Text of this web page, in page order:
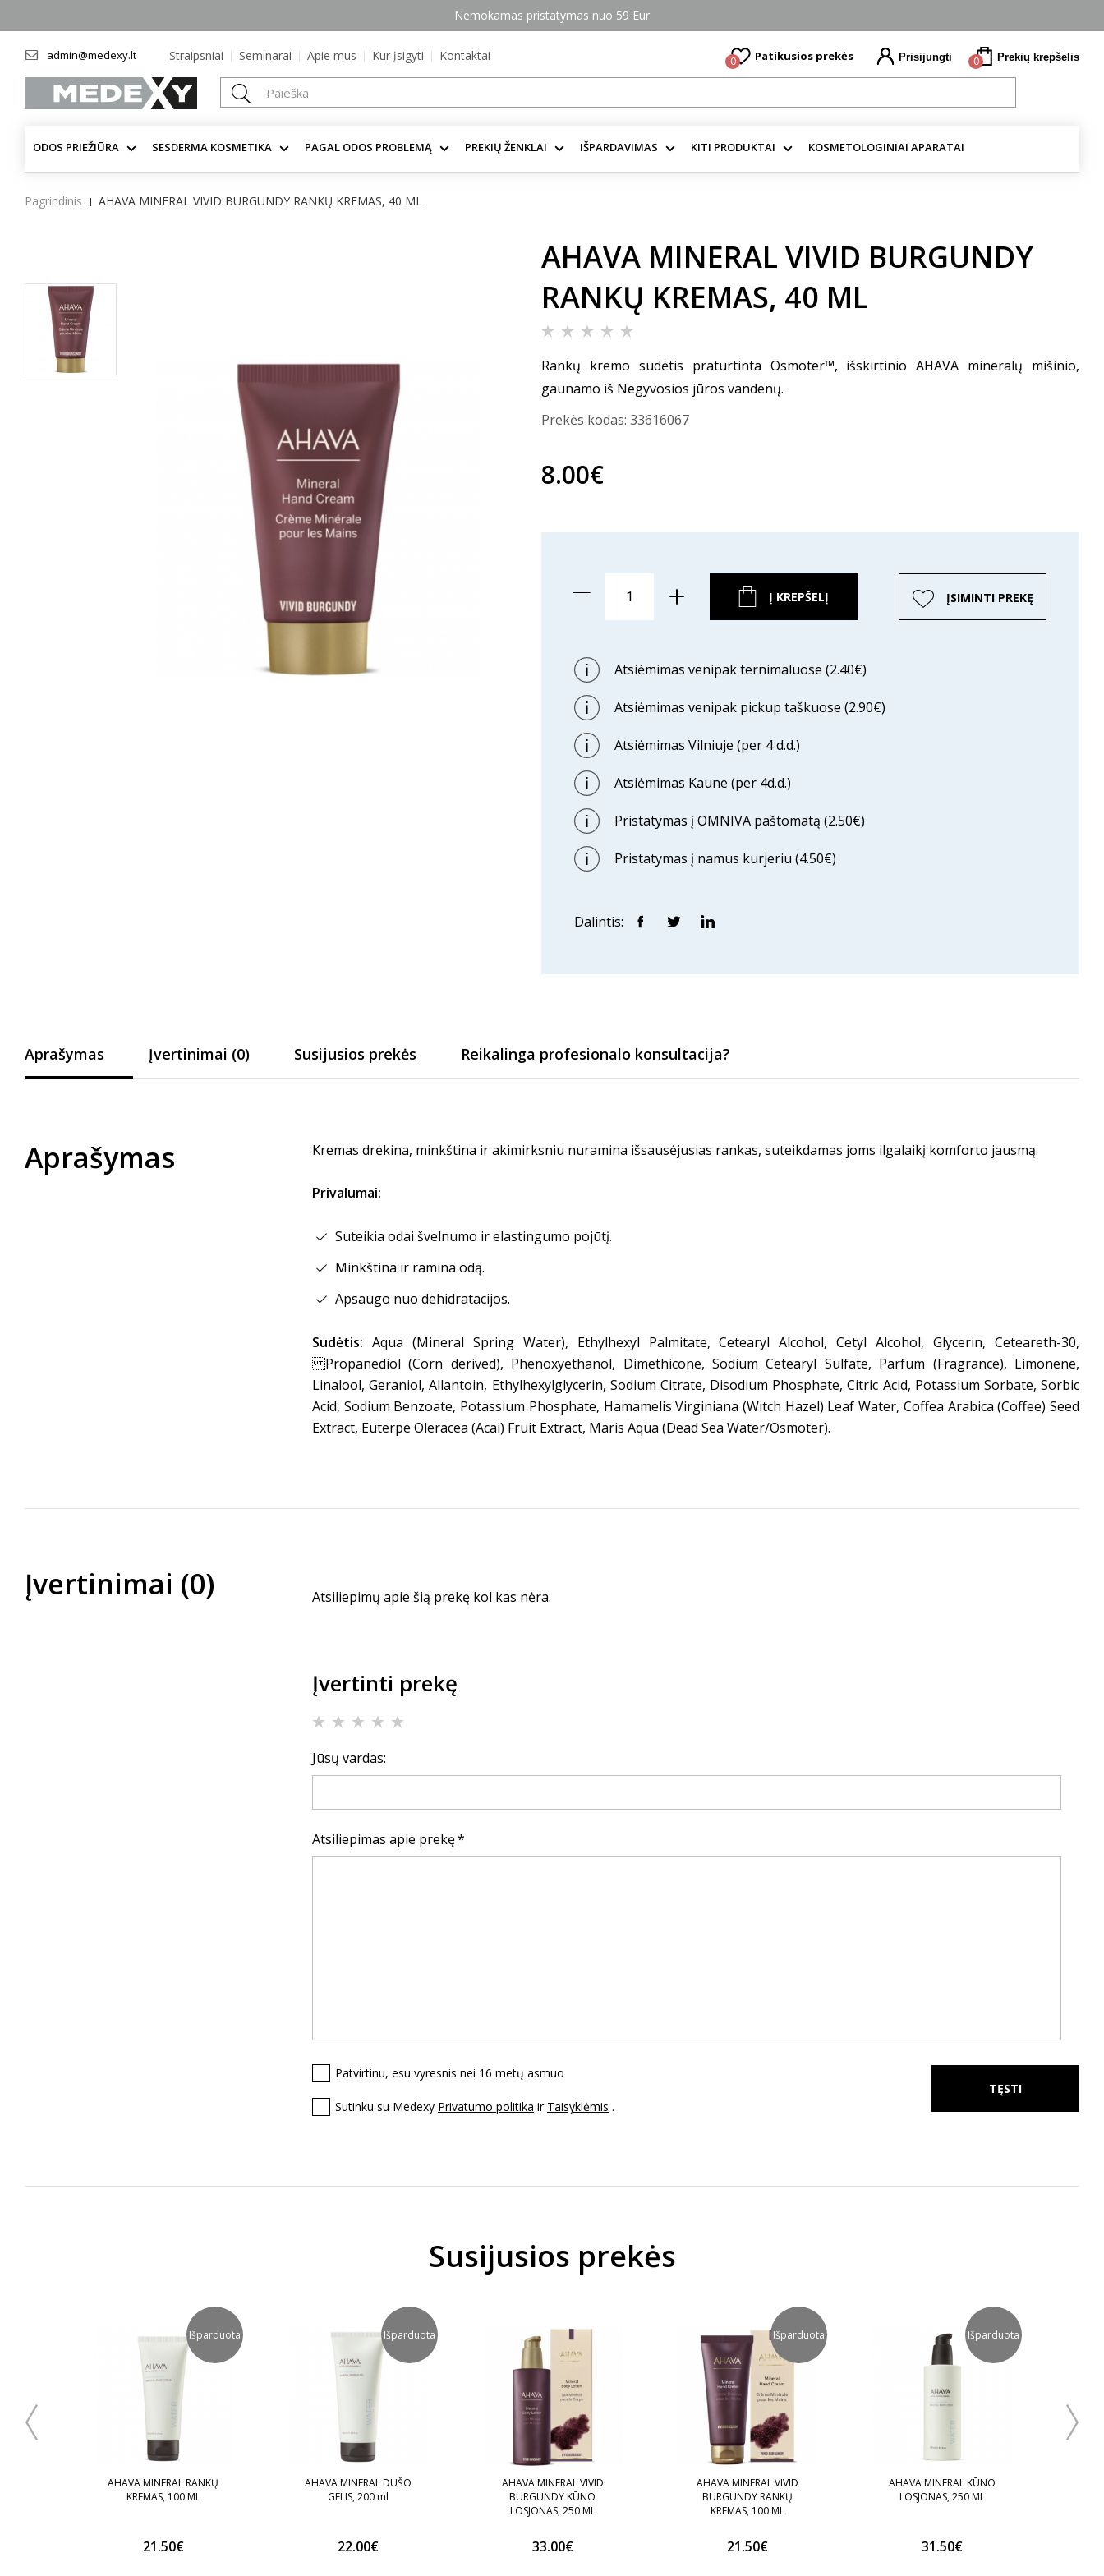
Nemokamas pristatymas nuo 59 Eur
admin@medexy.lt Straipsniai Seminarai Apie mus Kur įsigyti Kontaktai 0 Patikusios prekės Prisijungti 0 Prekių krepšelis
ODOS PRIEŽIŪRA SESDERMA KOSMETIKA PAGAL ODOS PROBLEMĄ PREKIŲ ŽENKLAI IŠPARDAVIMAS KITI PRODUKTAI KOSMETOLOGINIAI APARATAI
Pagrindinis AHAVA MINERAL VIVID BURGUNDY RANKŲ KREMAS, 40 ML
AHAVA MINERAL VIVID BURGUNDY
RANKŲ KREMAS, 40 ML
Rankų kremo sudėtis praturtinta Osmoter™, išskirtinio AHAVA mineralų mišinio,
gaunamo iš Negyvosios jūros vandenų.
Prekės kodas: 33616067
8.00€
Į KREPŠELĮ ĮSIMINTI PREKĘ
Atsiėmimas venipak ternimaluose (2.40€)
Atsiėmimas venipak pickup taškuose (2.90€)
Atsiėmimas Vilniuje (per 4 d.d.)
Atsiėmimas Kaune (per 4d.d.)
Pristatymas į OMNIVA paštomatą (2.50€)
Pristatymas į namus kurjeriu (4.50€)
Dalintis:
Aprašymas Įvertinimai (0) Susijusios prekės Reikalinga profesionalo konsultacija?
Aprašymas Kremas drėkina, minkština ir akimirksniu nuramina išsausėjusias rankas, suteikdamas joms ilgalaikį komforto jausmą.
Privalumai:
Suteikia odai švelnumo ir elastingumo pojūtį.
Minkština ir ramina odą.
Apsaugo nuo dehidratacijos.
Sudėtis: Aqua (Mineral Spring Water), Ethylhexyl Palmitate, Cetearyl Alcohol, Cetyl Alcohol, Glycerin, Ceteareth-30,
Propanediol (Corn derived), Phenoxyethanol, Dimethicone, Sodium Cetearyl Sulfate, Parfum (Fragrance), Limonene,
Linalool, Geraniol, Allantoin, Ethylhexylglycerin, Sodium Citrate, Disodium Phosphate, Citric Acid, Potassium Sorbate, Sorbic
Acid, Sodium Benzoate, Potassium Phosphate, Hamamelis Virginiana (Witch Hazel) Leaf Water, Coffea Arabica (Coffee) Seed
Extract, Euterpe Oleracea (Acai) Fruit Extract, Maris Aqua (Dead Sea Water/Osmoter).
Įvertinimai (0) Atsiliepimų apie šią prekę kol kas nėra.
Įvertinti prekę
Jūsų vardas:
Atsiliepimas apie prekę
Patvirtinu, esu vyresnis nei 16 metų asmuo
Sutinku su Medexy Privatumo politika ir Taisyklėmis .
TĘSTI
Susijusios prekės
Išparduota
AHAVA MINERAL RANKŲ
KREMAS, 100 ML
21.50€
Išparduota
AHAVA MINERAL DUŠO
GELIS, 200 ml
22.00€
AHAVA MINERAL VIVID
BURGUNDY KŪNO
LOSJONAS, 250 ML
33.00€
Išparduota
AHAVA MINERAL VIVID
BURGUNDY RANKŲ
KREMAS, 100 ML
21.50€
Išparduota
AHAVA MINERAL KŪNO
LOSJONAS, 250 ML
31.50€